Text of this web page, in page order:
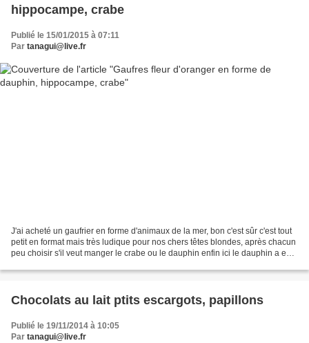
hippocampe, crabe
Publié le 15/01/2015 à 07:11
Par tanagui@live.fr
J'ai acheté un gaufrier en forme d'animaux de la mer, bon c'est sûr c'est tout
petit en format mais très ludique pour nos chers têtes blondes, après chacun
peu choisir s'il veut manger le crabe ou le dauphin enfin ici le dauphin a eu
Chocolats au lait ptits escargots, papillons
Publié le 19/11/2014 à 10:05
Par tanagui@live.fr